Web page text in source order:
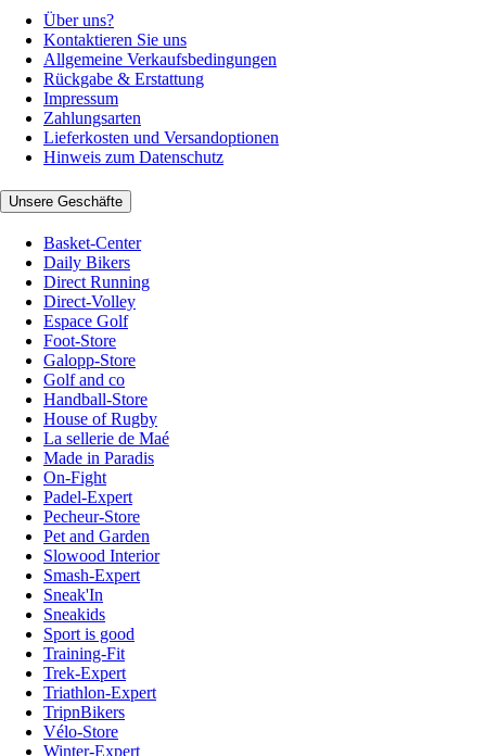
Über uns?
Kontaktieren Sie uns
Allgemeine Verkaufsbedingungen
Rückgabe & Erstattung
Impressum
Zahlungsarten
Lieferkosten und Versandoptionen
Hinweis zum Datenschutz
Unsere Geschäfte
Basket-Center
Daily Bikers
Direct Running
Direct-Volley
Espace Golf
Foot-Store
Galopp-Store
Golf and co
Handball-Store
House of Rugby
La sellerie de Maé
Made in Paradis
On-Fight
Padel-Expert
Pecheur-Store
Pet and Garden
Slowood Interior
Smash-Expert
Sneak'In
Sneakids
Sport is good
Training-Fit
Trek-Expert
Triathlon-Expert
TripnBikers
Vélo-Store
Winter-Expert